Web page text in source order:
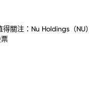
關注：Nu Holdings（NU）